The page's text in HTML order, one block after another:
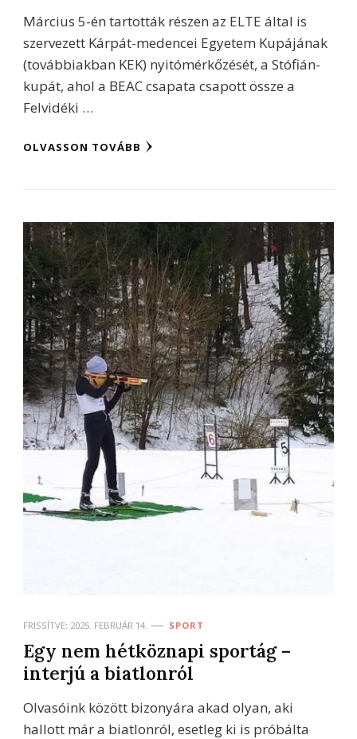
Március 5-én tartották részen az ELTE által is
szervezett Kárpát-medencei Egyetem Kupájának
(továbbiakban KEK) nyitómérkőzését, a Stófián-
kupát, ahol a BEAC csapata csapott össze a
Felvidéki …
OLVASSON TOVÁBB
FRISSÍTVE: 2025. FEBRUÁR 14. SPORT
Egy nem hétköznapi sportág –
interjú a biatlonról
Olvasóink között bizonyára akad olyan, aki
hallott már a biatlonról, esetleg ki is próbálta